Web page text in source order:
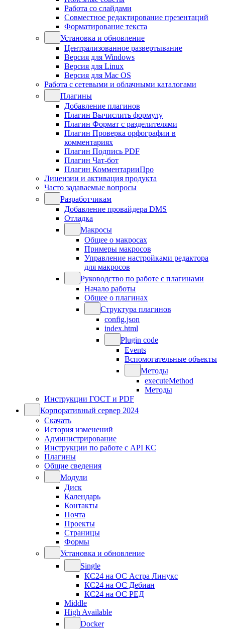
Работа со слайдами
Совместное редактирование презентаций
Форматирование текста
Установка и обновление
Централизованное развертывание
Версия для Windows
Версия для Linux
Версия для Mac OS
Работа с сетевыми и облачными каталогами
Плагины
Добавление плагинов
Плагин Вычислить формулу
Плагин Формат с разделителями
Плагин Проверка орфографии в
комментариях
Плагин Подпись PDF
Плагин Чат-бот
Плагин КомментарииПро
Лицензии и активация продукта
Часто задаваемые вопросы
Разработчикам
Добавление провайдера DMS
Отладка
Макросы
Общее о макросах
Примеры макросов
Управление настройками редактора
для макросов
Руководство по работе с плагинами
Начало работы
Общее о плагинах
Структура плагинов
config.json
index.html
Plugin code
Events
Вспомогательные объекты
Методы
executeMethod
Методы
Инструкции ГОСТ и PDF
Корпоративный сервер 2024
Скачать
История изменений
Администрирование
Инструкции по работе с API КС
Плагины
Общие сведения
Модули
Диск
Календарь
Контакты
Почта
Проекты
Страницы
Формы
Установка и обновление
Single
КС24 на ОС Астра Линукс
КС24 на ОС Дебиан
КС24 на ОС РЕД
Middle
High Available
Docker